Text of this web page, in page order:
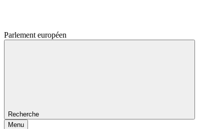
Parlement européen
Recherche
Menu